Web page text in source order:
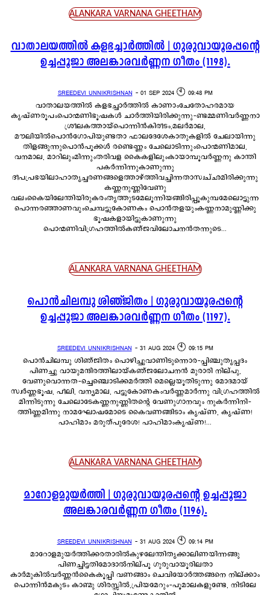
ALANKARA VARNANA GHEETHAM
വാതാലയത്തിൽ കളഭച്ചാർത്തിൽ | ഗുരുവായൂരപ്പന്റെ
ഉച്ചപ്പൂജാ അലങ്കാരവർണ്ണന ഗീതം (1198).
SREEDEVI UNNIKRISHNAN - 01 SEP 2024 🕙 09:48 PM
വാതാലയത്തിൽ കളഭച്ചാർത്തിൽ കാണാംചേതോഹരമായ
കൃഷ്ണരൂപംപൊന്മണിഭൂഷകൾ ചാർത്തിയിരിക്കുന്നു-ണ്ടമ്മണിവർണ്ണനാ
ശ്രീലകത്തായ്പൊന്നിൻകിരീടം,മലർമാല,
മൗലിയിൽപൊൻഗോപിയുണ്ടതാ ഫാലദേശേകാതുകളിൽ ചേലായിന്നു
തിളങ്ങുന്നുപൊൻപൂക്കൾ രണ്ടെണ്ണം ചേലൊടിന്നുംപൊന്മണിമാല,
വനമാല, മാറിലുംമിന്നുംതരിവള കൈകളിലുംകായാമ്പൂവർണ്ണനു കാന്തി
പകർന്നിന്നുകാണുന്നു
ദീപപ്രഭയിലാഹാതൃച്ചരണങ്ങളെത്താഴ്‌ത്തിവച്ചിന്നതാസ്വച്ഛമിരിക്കുന്നു
കണ്ണനുണ്ണിവേണു
വലംകൈയിലേന്തിയിരുകരംതൃത്തുടമേലൂന്നിയങ്ങിരിപ്പൂകുമ്പമേലൊട്ടുന്ന
പൊന്നരഞ്ഞാണവുംചെമ്പട്ടുകോണകം പൊൻതളയുംകണ്ണനാമുണ്ണിക്കു
ഭൂഷകളായിട്ടുകാണുന്നു
പൊന്മണിവിഗ്രഹത്തിൽകഞ്ജവിലോചനൻതന്നുടെ...
ALANKARA VARNANA GHEETHAM
പൊൻചിലമ്പു ശിഞ്ജിതം | ഗുരുവായൂരപ്പന്റെ
ഉച്ചപ്പൂജാ അലങ്കാരവർണ്ണന ഗീതം (1197).
SREEDEVI UNNIKRISHNAN - 31 AUG 2024 🕙 09:15 PM
പൊൻചിലമ്പു ശിഞ്ജിതം പൊഴിച്ചുവാണിടുന്നൊര-പ്പിഞ്ചുതൃപ്പദം
പിണച്ചു വായുമന്ദിരത്തിലായ്കഞ്ജലോചനൻ മുരാരി നില്പു,
വേണുവൊന്നത-ച്ചെഞ്ചൊടിക്കമർത്തി മെല്ലെയൂതിടുന്നു മോദമായ്
സ്വർണ്ണഭൂഷ, പീലി, വന്യമാല, പട്ടുകോണകംവർണ്ണമാർന്നു വിഗ്രഹത്തിൽ
മിന്നിടുന്നു ചേലൊടേകണ്ണനുണ്ണിതന്റെ വേണുഗാനവും നുകർന്നിനി-
ത്തിണ്ണമിന്നു നാമഘോഷമോടെ കൈവണങ്ങിടാം കൃഷ്ണ, കൃഷ്ണ!
പാഹിമാം മരുത്പുരേശ! പാഹിമാംകൃഷ്ണ!...
ALANKARA VARNANA GHEETHAM
മാറോളമുയർത്തി | ഗുരുവായൂരപ്പന്റെ ഉച്ചപ്പൂജാ
അലങ്കാരവർണ്ണന ഗീതം (1196).
SREEDEVI UNNIKRISHNAN - 31 AUG 2024 🕙 09:14 PM
മാറോളമുയർത്തിക്കരതാരിൽകുഴലേന്തിതൃക്കാലിണയിന്നങ്ങു
പിണച്ചിട്ടതിമോദാൽനില്പൂ ഗുരുവായൂരിലതാ
കാർമുകിൽവർണ്ണൻകൈകൂപ്പി വണങ്ങാം ചെവിയോർത്തങ്ങനെ നില്ക്കാം
പൊന്നിൻമകുടം കാണ്മു ശിരസ്സിൽ,പ്രിയമേറും-പൂമാലകളുണ്ടേ, നിടിലേ